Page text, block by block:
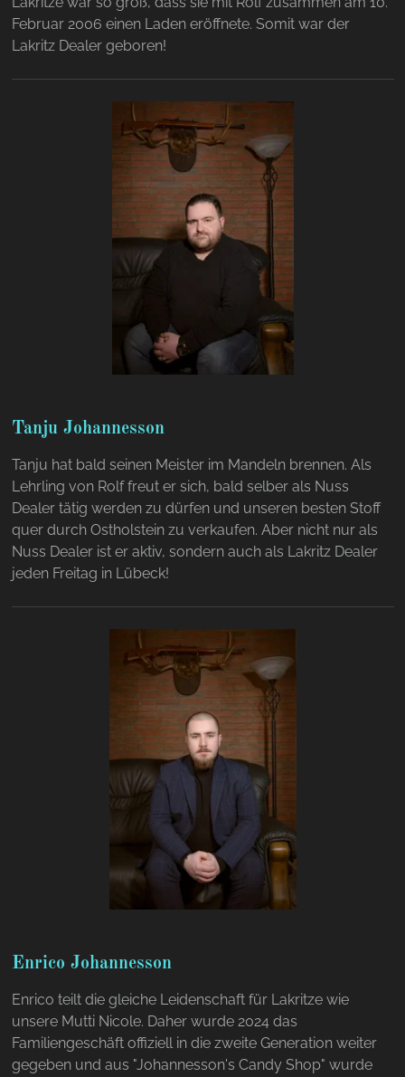
Februar 2006 einen Laden eröffnete. Somit war der
Lakritz Dealer geboren!
Tanju Johannesson
Tanju hat bald seinen Meister im Mandeln brennen. Als
Lehrling von Rolf freut er sich, bald selber als Nuss
Dealer tätig werden zu dürfen und unseren besten Stoff
quer durch Ostholstein zu verkaufen. Aber nicht nur als
Nuss Dealer ist er aktiv, sondern auch als Lakritz Dealer
jeden Freitag in Lübeck!
Enrico Johannesson
Enrico teilt die gleiche Leidenschaft für Lakritze wie
unsere Mutti Nicole. Daher wurde 2024 das
Familiengeschäft offiziell in die zweite Generation weiter
gegeben und aus "Johannesson's Candy Shop" wurde